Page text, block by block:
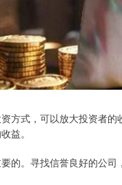
方式，可以放大投资者
益。
的。寻找信誉良好的公